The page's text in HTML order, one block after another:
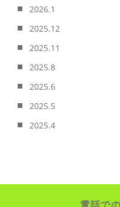
2026.1
2025.12
2025.11
2025.8
2025.6
2025.5
2025.4
電話で